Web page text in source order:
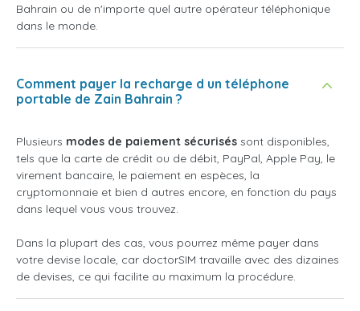
Bahrain ou de n'importe quel autre opérateur téléphonique
dans le monde.
Comment payer la recharge d un téléphone
portable de Zain Bahrain ?
Plusieurs modes de paiement sécurisés sont disponibles,
tels que la carte de crédit ou de débit, PayPal, Apple Pay, le
virement bancaire, le paiement en espèces, la
cryptomonnaie et bien d autres encore, en fonction du pays
dans lequel vous vous trouvez.
Dans la plupart des cas, vous pourrez même payer dans
votre devise locale, car doctorSIM travaille avec des dizaines
de devises, ce qui facilite au maximum la procédure.